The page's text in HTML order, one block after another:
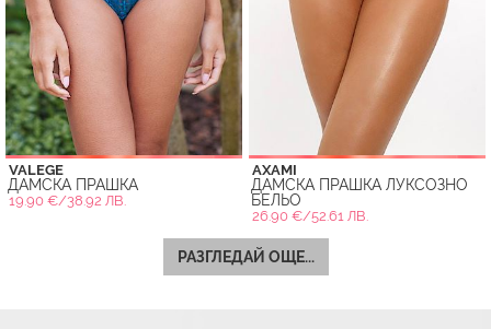
VALEGE
ДАМСКА ПРАШКА
19.90 €/38.92 ЛВ.
AXAMI
ДАМСКА ПРАШКА ЛУКСОЗНО
БЕЛЬО
26.90 €/52.61 ЛВ.
РАЗГЛЕДАЙ ОЩЕ...